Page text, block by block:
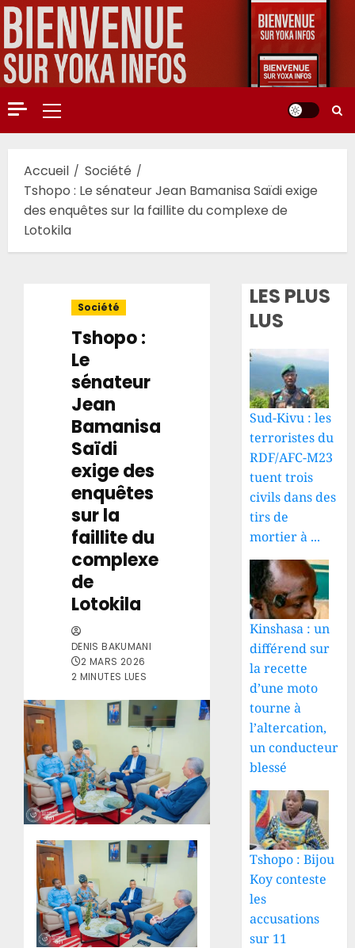
Aller
au
contenu
Menu
principal
Accueil
Société
Tshopo : Le sénateur Jean Bamanisa Saïdi exige
des enquêtes sur la faillite du complexe de
Lotokila
Société
Tshopo :
Le
sénateur
Jean
Bamanisa
Saïdi
exige des
enquêtes
sur la
faillite du
complexe
de
Lotokila
DENIS BAKUMANI
2 MARS 2026
2 MINUTES LUES
LES PLUS
LUS
Sud-Kivu : les
terroristes du
RDF/AFC-M23
tuent trois
civils dans des
tirs de
mortier à ...
Kinshasa : un
différend sur
la recette
d’une moto
tourne à
l’altercation,
un conducteur
blessé
Tshopo : Bijou
Koy conteste
les
accusations
sur 11